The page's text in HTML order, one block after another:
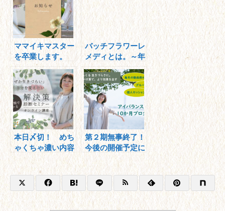
ママイキマスター
を卒業します。
バッチフラワーレ
メディとは。～年
内に取り扱いを始
めます～
本日〆切！ めち
ゃくちゃ濃い内容
です！
第２期無事終了！
今後の開催予定に
ついて